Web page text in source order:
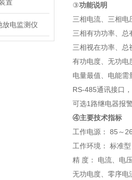
置
放电监测仪
③功能说明
三相电流、三相电
三相有功功率、总
三相视在功率、总
有功电度、无功电
电量最值、电能需
RS-485通讯接口
可选1路继电器报
④主要技术指标
工作电源：
85～
工作环境：
标准
精 度：
电流、电
无功电度、零序电